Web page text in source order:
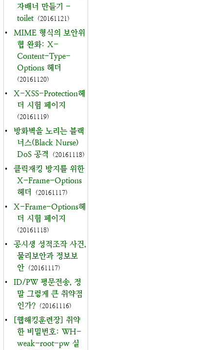
자배너 만들기 -
toilet (20161121)
•
MIME 형식의 보안위
협 완화: X-
Content-Type-
Options 헤더
(20161120)
•
X-XSS-Protection헤
더 시험 페이지
(20161119)
•
방화벽을 노리는 블랙
너스(Black Nurse)
DoS 공격
(20161118)
•
클릭재킹 방지를 위한
X-Frame-Options
헤더
(20161117)
•
X-Frame-Options헤
더 시험 페이지
(20161118)
•
공시생 성적조작 사건,
물리보안과 정보보
안 (20161117)
•
ID/PW 평문전송, 정
말 그렇게 큰 취약점
인가? (20161116)
•
[웹해킹훈련장] 취약
한 비밀번호: WH-
weak-root-pw 실